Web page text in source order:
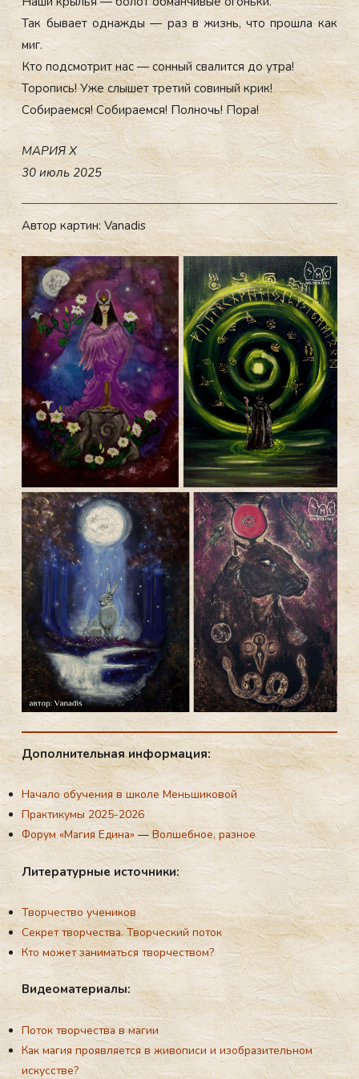
Так бы­ва­ет од­нажды — раз в жизнь, что прош­ла как
миг.
Кто под­смот­рит нас — сон­ный сва­лит­ся до ут­ра!
То­ропись! Уже слы­шет тре­тий со­виный крик!
Со­бира­ем­ся! Со­бира­ем­ся! Пол­ночь! По­ра!
МА­РИЯ Х
30 и­юль 2025
Ав­тор кар­тин: Vanadis
До­пол­ни­тель­ная ин­фор­ма­ция:
Начало обучения в школе Меньшиковой
Практикумы 2025-2026
Форум «Магия Едина»—Волшебное, разное
Ли­те­ра­тур­ные ис­точ­ни­ки:
Творчество учеников
Секрет творчества. Творческий поток
Кто может заниматься творчеством?
Ви­де­ома­те­ри­алы:
Поток творчества в магии
Как магия проявляется в живописи и изобразительном
искусстве?